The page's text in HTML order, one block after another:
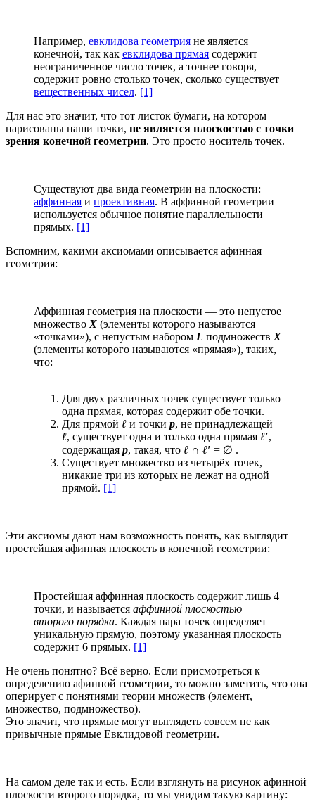
Например, евклидова геометрия не является
конечной, так как евклидова прямая содержит
неограниченное число точек, а точнее говоря,
содержит ровно столько точек, сколько существует
вещественных чисел. [1]
Для нас это значит, что тот листок бумаги, на котором
нарисованы наши точки, не является плоскостью с точки
зрения конечной геометрии. Это просто носитель точек.
Существуют два вида геометрии на плоскости:
аффинная и проективная. В аффинной геометрии
используется обычное понятие параллельности
прямых. [1]
Вспомним, какими аксиомами описывается афинная
геометрия:
Аффинная геометрия на плоскости — это непустое
множество X (элементы которого называются
«точками»), с непустым набором L подмножеств X
(элементы которого называются «прямая»), таких,
что:
Для двух различных точек существует только
одна прямая, которая содержит обе точки.
Для прямой ℓ и точки p, не принадлежащей
ℓ, существует одна и только одна прямая ℓ′,
содержащая p, такая, что ℓ ∩ ℓ′ = ∅ .
Существует множество из четырёх точек,
никакие три из которых не лежат на одной
прямой. [1]
Эти аксиомы дают нам возможность понять, как выглядит
простейшая афинная плоскость в конечной геометрии:
Простейшая аффинная плоскость содержит лишь 4
точки, и называется аффинной плоскостью
второго порядка. Каждая пара точек определяет
уникальную прямую, поэтому указанная плоскость
содержит 6 прямых. [1]
Не очень понятно? Всё верно. Если присмотреться к
определению афинной геометрии, то можно заметить, что она
оперирует с понятиями теории множеств (элемент,
множество, подмножество).
Это значит, что прямые могут выглядеть совсем не как
привычные прямые Евклидовой геометрии.
На самом деле так и есть. Если взглянуть на рисунок афинной
плоскости второго порядка, то мы увидим такую картину: